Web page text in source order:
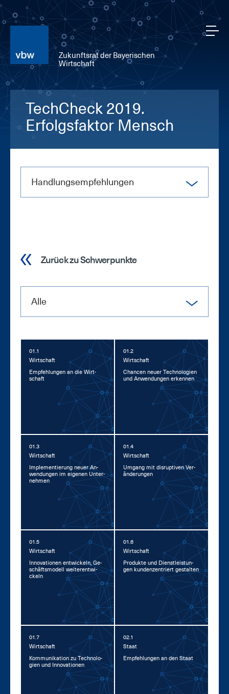
Zukunftsrat der Bayerischen
Wirtschaft
TechCheck 2019.
Erfolgsfaktor Mensch
Hand­lungs­emp­feh­lun­gen
Zurück zu Schwerpunkte
Alle
01.1
Wirt­schaft
Emp­feh­lun­gen an die Wirt­
schaft
01.2
Wirt­schaft
Chan­cen neu­er Tech­no­lo­gi­en
und An­wen­dun­gen er­ken­nen
01.3
Wirt­schaft
Im­ple­men­tie­rung neu­er An­
wen­dun­gen im ei­ge­nen Un­ter­
neh­men
01.4
Wirt­schaft
Um­gang mit dis­rup­ti­ven Ver­
än­de­run­gen
01.5
Wirt­schaft
In­no­va­tio­nen ent­wi­ckeln, Ge­
schäfts­mo­dell wei­ter­ent­wi­
ckeln
01.6
Wirt­schaft
Pro­duk­te und Dienst­leis­tun­
gen kun­den­zen­triert ge­stal­ten
01.7
Wirt­schaft
Kom­mu­ni­ka­ti­on zu Tech­no­lo­
gi­en und In­no­va­tio­nen
02.1
Staat
Emp­feh­lun­gen an den Staat